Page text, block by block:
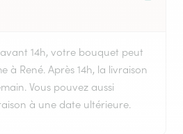
14h, votre bouquet peut
à René. Après 14h, la livraison
Vous pouvez aussi
à une date ultérieure.